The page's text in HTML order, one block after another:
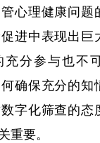
心理健康问题
进中表现出巨
充分参与也不
确保充分的知
字化筛查的态
重要。